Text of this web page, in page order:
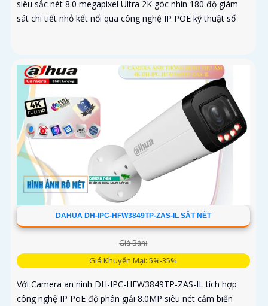
siêu sắc nét 8.0 megapixel Ultra 2K góc nhìn 180 độ giám
sát chi tiết nhỏ kết nối qua công nghệ IP POE kỹ thuật số
DAHUA DH-IPC-HFW3849TP-ZAS-IL SẮT NÉT
Giá Bán:
Giá Khuyến Mại: 5%-35%
Với Camera an ninh DH-IPC-HFW3849TP-ZAS-IL tích hợp
công nghệ IP PoE độ phân giải 8.0MP siêu nét cảm biến